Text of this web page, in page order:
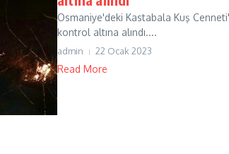
Osmaniye'deki Kastabala Kuş
kontrol altına alındı....
admin 22 Ocak 2023
Read More